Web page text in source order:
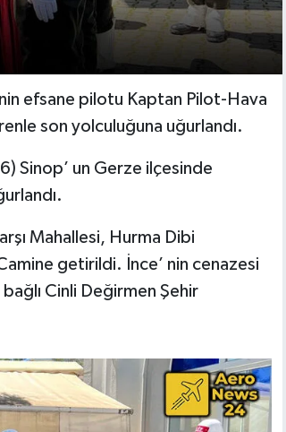
efsane pilotu Kaptan Pilot-Hava
son yolculuğuna uğurlandı.
Sinop’ un Gerze ilçesinde
Mahallesi, Hurma Dibi
getirildi. İnce’ nin cenazesi
Cinli Değirmen Şehir